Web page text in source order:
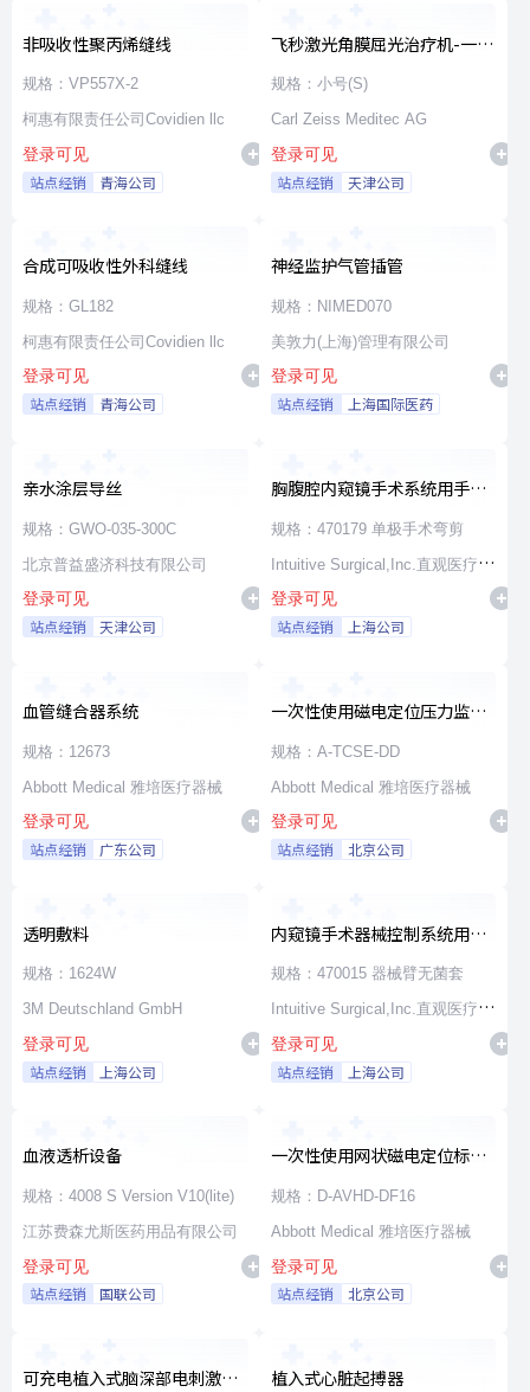
非吸收性聚丙烯缝线
规格：VP557X-2
柯惠有限责任公司Covidien llc
登录可见
站点经销 青海公司
飞秒激光角膜屈光治疗机-一次
性使用无菌治疗包
规格：小号(S)
Carl Zeiss Meditec AG
登录可见
站点经销 天津公司
合成可吸收性外科缝线
规格：GL182
柯惠有限责任公司Covidien llc
登录可见
站点经销 青海公司
神经监护气管插管
规格：NIMED070
美敦力(上海)管理有限公司
登录可见
站点经销 上海国际医药
亲水涂层导丝
规格：GWO-035-300C
北京普益盛济科技有限公司
登录可见
站点经销 天津公司
胸腹腔内窥镜手术系统用手术
器械
规格：470179 单极手术弯剪
Intuitive Surgical,Inc.直观医疗公
司
登录可见
站点经销 上海公司
血管缝合器系统
规格：12673
Abbott Medical 雅培医疗器械
登录可见
站点经销 广东公司
一次性使用磁电定位压力监测
消融导管
规格：A-TCSE-DD
Abbott Medical 雅培医疗器械
登录可见
站点经销 北京公司
透明敷料
规格：1624W
3M Deutschland GmbH
登录可见
站点经销 上海公司
内窥镜手术器械控制系统用无
源器械和附件
规格：470015 器械臂无菌套
Intuitive Surgical,Inc.直观医疗公
司
登录可见
站点经销 上海公司
血液透析设备
规格：4008 S Version V10(lite)
江苏费森尤斯医药用品有限公司
登录可见
站点经销 国联公司
一次性使用网状磁电定位标测
导管
规格：D-AVHD-DF16
Abbott Medical 雅培医疗器械
登录可见
站点经销 北京公司
可充电植入式脑深部电刺激脉
植入式心脏起搏器